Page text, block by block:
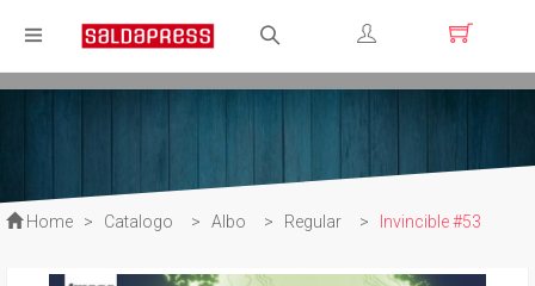
Registrati
Home > Catalogo > Albo > Regular > Invincible #53